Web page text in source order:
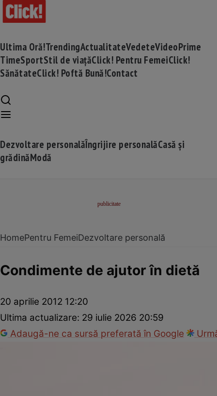
Ultima Oră!TrendingActualitateVedeteVideoPrime
TimeSportStil de viațăClick! Pentru FemeiClick!
SănătateClick! Poftă Bună!Contact
Dezvoltare personalăÎngrijire personalăCasă și
grădinăModă
HomePentru FemeiDezvoltare personală
Condimente de ajutor în dietă
20 aprilie 2012 12:20
Ultima actualizare: 29 iulie 2026 20:59
Adaugă-ne ca sursă preferată în Google